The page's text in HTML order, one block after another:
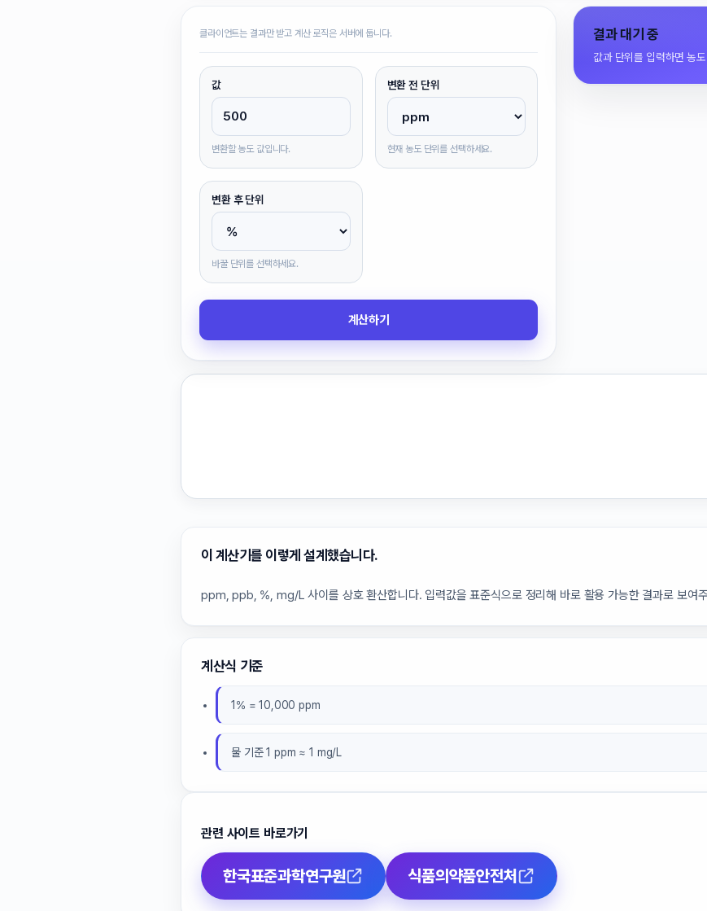
클라이언트는 결과만 받고 계산 로직은 서버에 둡니다.
값
변환할 농도 값입니다.
변환 전 단위
현재 농도 단위를 선택하세요.
변환 후 단위
바꿀 단위를 선택하세요.
계산하기
결과 대기 중
값과 단위를 입력하면 농
이 계산기를 이렇게 설계했습니다.
ppm, ppb, %, mg/L 사이를 상호 환산합니다. 입력값을 표준식으로 정리해 바로 활용 가능한 결과로 보여
계산식 기준
1% = 10,000 ppm
물 기준 1 ppm ≈ 1 mg/L
관련 사이트 바로가기
한국표준과학연구원 식품의약품안전처